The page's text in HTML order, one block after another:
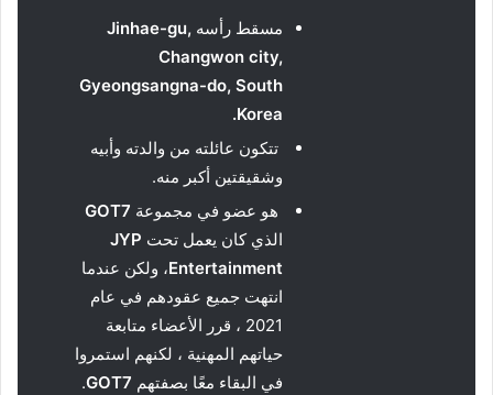
مسقط رأسه Jinhae-gu,
Changwon city,
Gyeongsangna-do, South
Korea
.
تتكون عائلته من والدته وأبيه
وشقيقتين أكبر منه.
هو عضو في مجموعة GOT7
الذي كان يعمل تحت JYP
Entertainment، ولكن عندما
انتهت جميع عقودهم في عام
2021 ، قرر الأعضاء متابعة
حياتهم المهنية ، لكنهم استمروا
في البقاء معًا بصفتهم GOT7
.